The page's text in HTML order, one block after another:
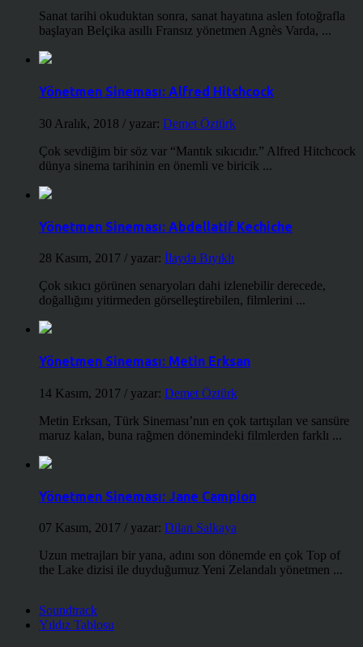
Sanat tarihi okuduktan sonra, sanat hayatına aslen fotoğrafla
başlayan Belçika asıllı Fransız yönetmen Agnès Varda, ...
Yönetmen Sineması: Alfred Hitchcock
30 Aralık, 2018 / yazar: Demet Öztürk
Çok sevdiğim bir söz var “Mantık sıkıcıdır.” Alfred Hitchcock
dünya sinema tarihinin en önemli ve biricik ...
Yönetmen Sineması: Abdellatif Kechiche
28 Kasım, 2017 / yazar: İlayda Bıyıklı
Çok sıkıcı görünen senaryoları dahi izlenebilir derecede,
doğallığını yitirmeden görselleştirebilen, filmlerini ...
Yönetmen Sineması: Metin Erksan
14 Kasım, 2017 / yazar: Demet Öztürk
Metin Erksan, Türk Sineması’nın en çok tartışılan ve sansüre
maruz kalan, buna rağmen dönemindeki filmlerden farklı ...
Yönetmen Sineması: Jane Campion
07 Kasım, 2017 / yazar: Dilan Salkaya
Uzun metrajları bir yana, adını son dönemde en çok Top of
the Lake dizisi ile duyduğumuz Yeni Zelandalı yönetmen ...
Soundtrack
Yıldız Tablosu